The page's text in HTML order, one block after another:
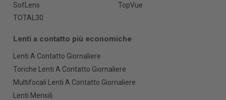
SofLens
TopVue
TOTAL30
Lenti a contatto più economiche
Lenti A Contatto Giornaliere
Toriche Lenti A Contatto Giornaliere
Multifocali Lenti A Contatto Giornaliere
Lenti Mensili